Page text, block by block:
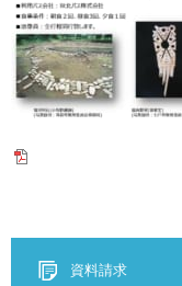
資料請求